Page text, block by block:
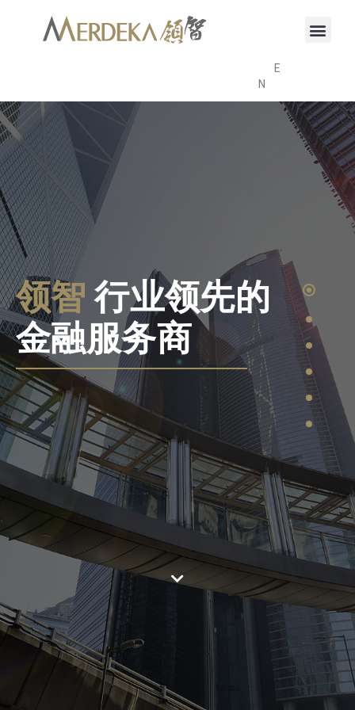
E
N
领智行业领先的
金融服务商